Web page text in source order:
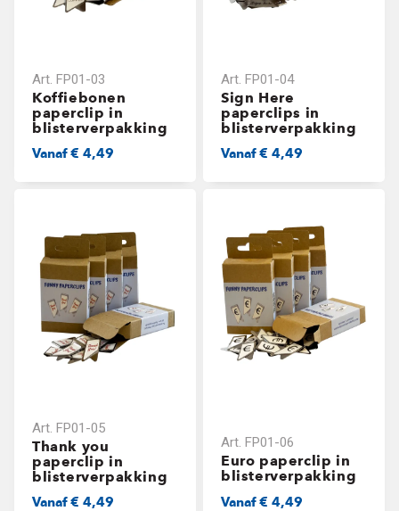
Art. FP01-03
Koffiebonen
paperclip in
blisterverpakking
Vanaf€ 4,49
Art. FP01-04
Sign Here
paperclips in
blisterverpakking
Vanaf€ 4,49
Art. FP01-05
Thank you
paperclip in
blisterverpakking
Vanaf€ 4,49
Art. FP01-06
Euro paperclip in
blisterverpakking
Vanaf€ 4,49